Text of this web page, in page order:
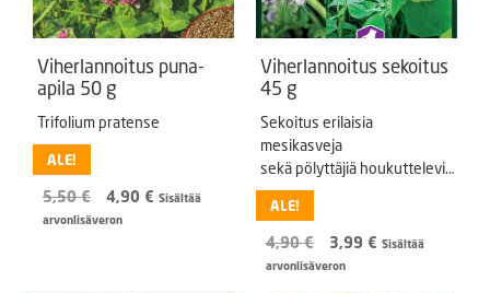
Viherlannoitus puna-
apila 50 g
Trifolium pratense
ALE!
5,50€
Alkuperäinen
hinta
4,90 € Nykyinen
Sisältää
arvonlisäveron
Viherlannoitus sekoitus
45 g
Sekoitus erilaisia
mesikasveja
sekä pölyttäjiä houkuttelevia
kasveja.
ALE!
4,90€
Alkuperäinen
hinta
3,99 € Nykyinen
Sisältää
arvonlisäveron